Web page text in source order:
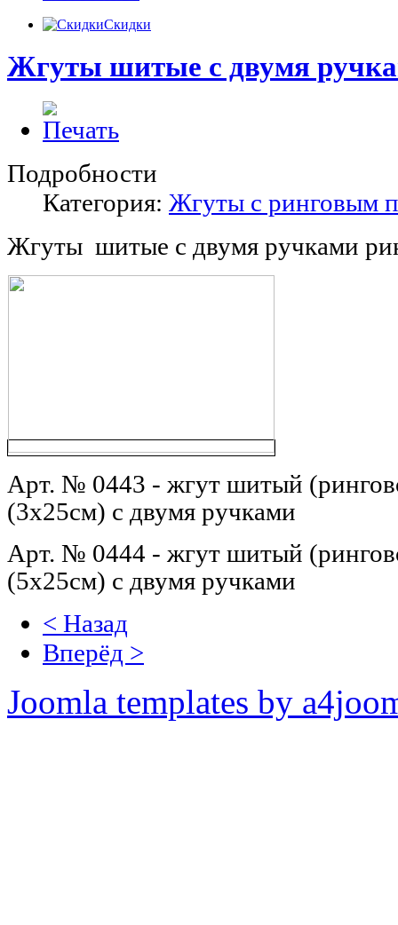
Скидки
Жгуты шитые с двумя
Подробности
Категория: Жгуты с ринговым
Жгуты шитые с двумя ручками
Арт. № 0443 - жгут шитый
(3х25см) с двумя ручками
Арт. № 0444 - жгут шитый
(5х25см) с двумя ручками
< Назад
Вперёд >
Joomla templates by